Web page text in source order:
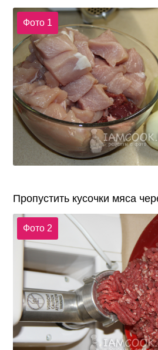
Фото 1
Пропустить кусочки мяса
Фото 2